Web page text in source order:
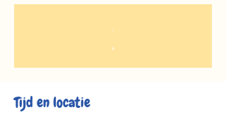
.
.
Tijd en locatie